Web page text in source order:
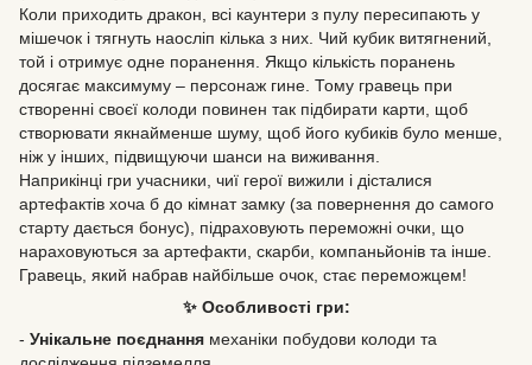
Коли приходить дракон, всі каунтери з пулу пересипають у
мішечок і тягнуть наосліп кілька з них. Чий кубик витягнений,
той і отримує одне поранення. Якщо кількість поранень
досягає максимуму – персонаж гине. Тому гравець при
створенні своєї колоди повинен так підбирати карти, щоб
створювати якнайменше шуму, щоб його кубиків було менше,
ніж у інших, підвищуючи шанси на виживання.
Наприкінці гри учасники, чиї герої вижили і дісталися
артефактів хоча б до кімнат замку (за повернення до самого
старту дається бонус), підраховують переможні очки, що
нараховуються за артефакти, скарби, компаньйонів та інше.
Гравець, який набрав найбільше очок, стає переможцем!
✨ Особливості гри:
- Унікальне поєднання механіки побудови колоди та